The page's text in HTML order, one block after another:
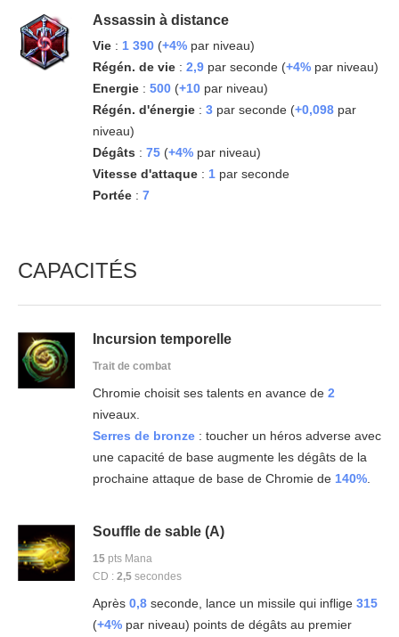
Assassin à distance
Vie: 1 390(+4%par niveau)
Régén. de vie: 2,9par seconde (+4%par niveau)
Energie: 500(+10par niveau)
Régén. d'énergie: 3par seconde (+0,098par
niveau)
Dégâts : 75(+4%par niveau)
Vitesse d'attaque: 1par seconde
Portée: 7
CAPACITÉS
Incursion temporelle
Trait de combat
Chromie choisit ses talents en avance de 2
niveaux.
Serres de bronze: toucher un héros adverse avec
une capacité de base augmente les dégâts de la
prochaine attaque de base de Chromie de 140%.
Souffle de sable (A)
15pts Mana
CD : 2,5secondes
Après 0,8seconde, lance un missile qui inflige 315
(+4%par niveau) points de dégâts au premier